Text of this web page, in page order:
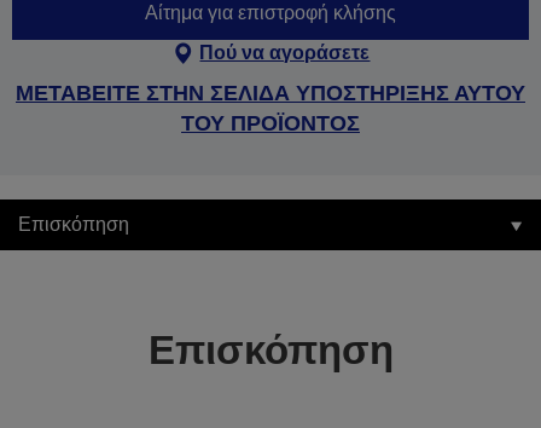
Αίτημα για επιστροφή κλήσης
Πού να αγοράσετε
ΜΕΤΑΒΕΙΤΕ ΣΤΗΝ ΣΕΛΙΔΑ ΥΠΟΣΤΗΡΙΞΗΣ ΑΥΤΟΥ
ΤΟΥ ΠΡΟΪΟΝΤΟΣ
Επισκόπηση
Επισκόπηση